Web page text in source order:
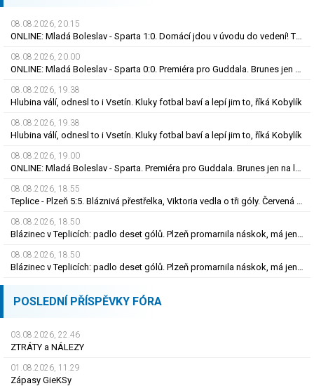
08.08.2026, 20.15
ONLINE: Mladá Boleslav - Sparta 1:0. Domácí jdou v úvodu do vedení! Trefil se Šubert
08.08.2026, 20.00
ONLINE: Mladá Boleslav - Sparta 0:0. Premiéra pro Guddala. Brunes jen na lavičce, hraje Vojta
08.08.2026, 19.38
Hlubina válí, odnesl to i Vsetín. Kluky fotbal baví a lepí jim to, říká Kobylík
08.08.2026, 19.38
Hlubina válí, odnesl to i Vsetín. Kluky fotbal baví a lepí jim to, říká Kobylík
08.08.2026, 19.00
ONLINE: Mladá Boleslav - Sparta. Premiéra pro Guddala. Brunes jen na lavičce, hraje Vojta
08.08.2026, 18.55
Teplice - Plzeň 5:5. Bláznivá přestřelka, Viktoria vedla o tři góly. Červená pro Krčíka
08.08.2026, 18.50
Blázinec v Teplicích: padlo deset gólů. Plzeň promarnila náskok, má jen bod
08.08.2026, 18.50
Blázinec v Teplicích: padlo deset gólů. Plzeň promarnila náskok, má jen bod
POSLEDNÍ PŘÍSPĚVKY FÓRA
03.08.2026, 22.46
ZTRÁTY a NÁLEZY
01.08.2026, 11.29
Zápasy GieKSy